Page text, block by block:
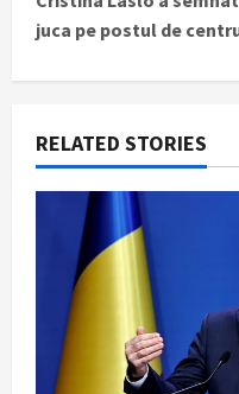
n
v
i
juca pe postul de
RELATED STORIES